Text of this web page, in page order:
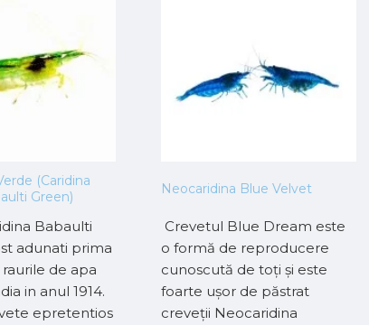
(Caridina
Green)
Babaulti
adunati prima
de apa
in anul 1914.
epretentios
Neocaridina Blue Velvet
Crevetul Blue Dream este
o formă de reproducere
cunoscută de toți și este
foarte ușor de păstrat
creveții Neocaridina